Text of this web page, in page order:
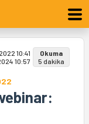
10:41
10:57
Okuma
5 dakika